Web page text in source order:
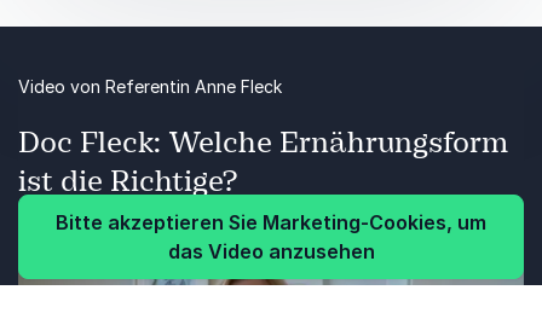
Doc Fleck: Welche Ernährungsform
ist die Richtige?
Video von Referentin Anne Fleck
Bitte akzeptieren Sie Marketing-Cookies, um
das Video anzusehen